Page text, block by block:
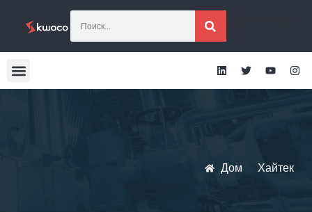
Дом Хайтек